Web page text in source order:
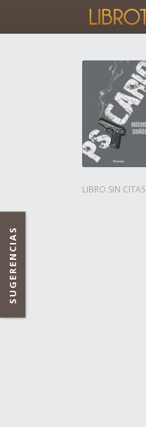
LIBRO SIN CITAS
SUGERENCIAS